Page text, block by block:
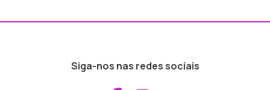
Siga-nos nas redes sociais